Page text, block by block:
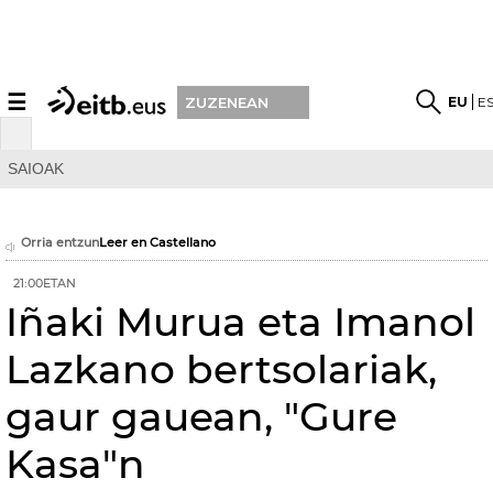
☰ ZUZENEAN EU
SAIOAK
Orria entzunLeer en Castellano
21:00ETAN
Iñaki Murua eta Imanol
Lazkano bertsolariak,
gaur gauean, "Gure
Kasa"n